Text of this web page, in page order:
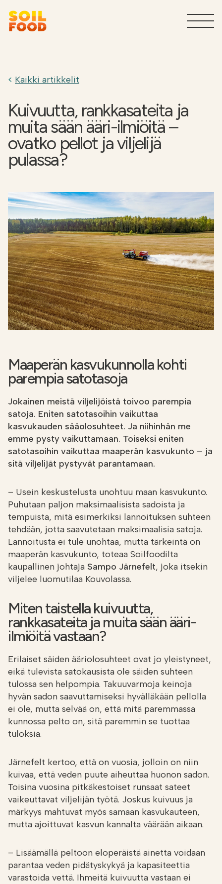
Sivuvirtojen käsittelypalvelut
teollisuudelle
Tuotteet teollisuudelle
Miksi Soilfood?
Ota yhteyttä
FI Etsi
VERKKOKAUPPA
Kaikki artikkelit
Kuivuutta, rankkasateita ja
muita sään ääri-ilmiöitä –
ovatko pellot ja viljelijä
pulassa?
Maaperän kasvukunnolla kohti
parempia satotasoja
Jokainen meistä viljelijöistä toivoo parempia
satoja. Eniten satotasoihin vaikuttaa
kasvukauden sääolosuhteet. Ja niihinhän me
emme pysty vaikuttamaan. Toiseksi eniten
satotasoihin vaikuttaa maaperän kasvukunto – ja
sitä viljelijät pystyvät parantamaan.
– Usein keskustelusta unohtuu maan kasvukunto.
Puhutaan paljon maksimaalisista sadoista ja
tempuista, mitä esimerkiksi lannoituksen suhteen
tehdään, jotta saavutetaan maksimaalisia satoja.
Lannoitusta ei tule unohtaa, mutta tärkeintä on
maaperän kasvukunto, toteaa Soilfoodilta
kaupallinen johtaja Sampo Järnefelt, joka itsekin
viljelee luomutilaa Kouvolassa.
Miten taistella kuivuutta,
rankkasateita ja muita sään ääri-
ilmiöitä vastaan?
Erilaiset säiden ääriolosuhteet ovat jo yleistyneet,
eikä tulevista satokausista ole säiden suhteen
tulossa sen helpompia. Takuuvarmoja keinoja
hyvän sadon saavuttamiseksi hyvälläkään pellolla
ei ole, mutta selvää on, että mitä paremmassa
kunnossa pelto on, sitä paremmin se tuottaa
tuloksia.
Järnefelt kertoo, että on vuosia, jolloin on niin
kuivaa, että veden puute aiheuttaa huonon sadon.
Toisina vuosina pitkäkestoiset runsaat sateet
vaikeuttavat viljelijän työtä. Joskus kuivuus ja
märkyys mahtuvat myös samaan kasvukauteen,
mutta ajoittuvat kasvun kannalta väärään aikaan.
– Lisäämällä peltoon eloperäistä ainetta voidaan
parantaa veden pidätyskykyä ja kapasiteettia
varastoida vettä. Ihmeitä kuivuutta vastaan ei